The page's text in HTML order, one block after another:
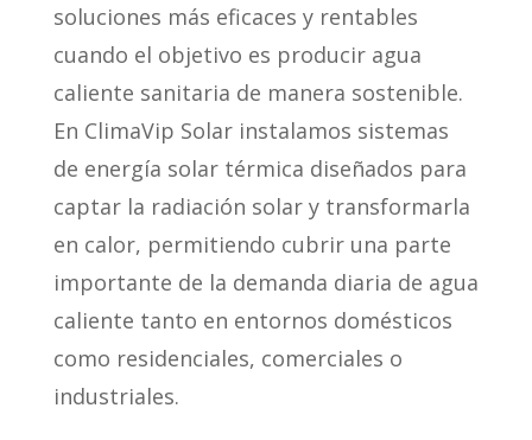
soluciones más eficaces y rentables
cuando el objetivo es producir agua
caliente sanitaria de manera sostenible.
En ClimaVip Solar instalamos sistemas
de energía solar térmica diseñados para
captar la radiación solar y transformarla
en calor, permitiendo cubrir una parte
importante de la demanda diaria de agua
caliente tanto en entornos domésticos
como residenciales, comerciales o
industriales.